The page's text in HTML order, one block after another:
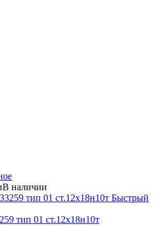
В наличии
Быстрый
тип 01 ст.12х18н10т